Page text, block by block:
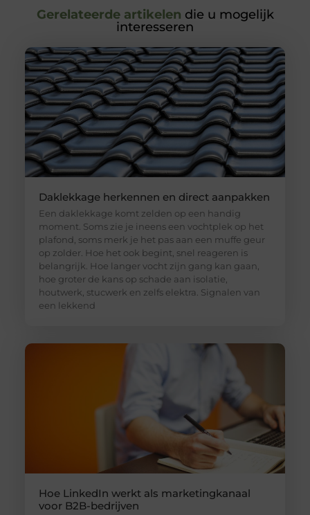
Gerelateerde artikelen die u mogelijk
interesseren
Daklekkage herkennen en direct aanpakken
Een daklekkage komt zelden op een handig
moment. Soms zie je ineens een vochtplek op het
plafond, soms merk je het pas aan een muffe geur
op zolder. Hoe het ook begint, snel reageren is
belangrijk. Hoe langer vocht zijn gang kan gaan,
hoe groter de kans op schade aan isolatie,
houtwerk, stucwerk en zelfs elektra. Signalen van
een lekkend
Hoe LinkedIn werkt als marketingkanaal
voor B2B-bedrijven